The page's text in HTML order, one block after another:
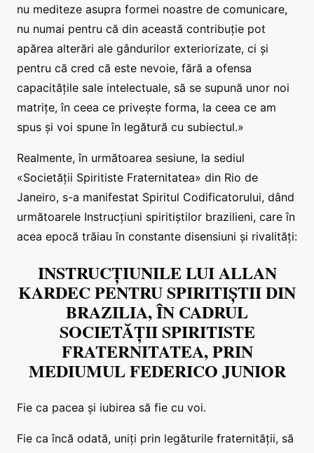
nu mediteze asupra formei noastre de comunicare,
nu numai pentru că din această contribuție pot
apărea alterări ale gândurilor exteriorizate, ci și
pentru că cred că este nevoie, fără a ofensa
capacitățile sale intelectuale, să se supună unor noi
matrițe, în ceea ce privește forma, la ceea ce am
spus și voi spune în legătură cu subiectul.»
Realmente, în următoarea sesiune, la sediul
«Societății Spiritiste Fraternitatea» din Rio de
Janeiro, s-a manifestat Spiritul Codificatorului, dând
următoarele Instrucțiuni spiritiștilor brazilieni, care în
acea epocă trăiau în constante disensiuni și rivalități:
INSTRUCȚIUNILE LUI ALLAN
KARDEC PENTRU SPIRITIȘTII DIN
BRAZILIA, ÎN CADRUL
SOCIETĂȚII SPIRITISTE
FRATERNITATEA, PRIN
MEDIUMUL FEDERICO JUNIOR
Fie ca pacea și iubirea să fie cu voi.
Fie ca încă odată, uniți prin legăturile fraternității, să